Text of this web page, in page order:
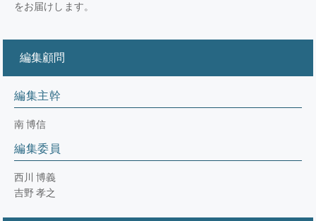
をお届けします。
編集顧問
編集主幹
南 博信
編集委員
西川 博義
吉野 孝之